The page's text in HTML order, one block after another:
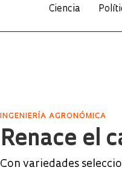
Ciencia
INGENIERÍA AGRONÓMICA
Renace el
Con variedades